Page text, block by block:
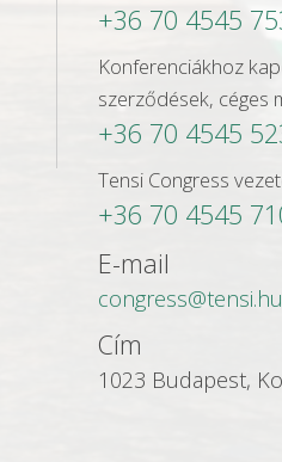
+36 70 4545
Konferenciákhoz
szerződések, céges
+36 70 4545
Tensi Congress
+36 70 4545
E-mail
congress@tensi.hu
Cím
1023 Budapest,